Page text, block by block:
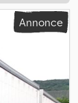
Annonce